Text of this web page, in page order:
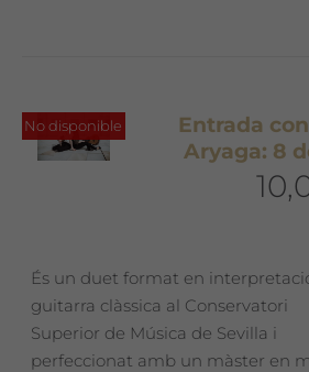
No disponible
Entrada
Aryaga: 8
És un duet format en
guitarra clàssica al Conservatori
Superior de Música de Sevilla i
perfeccionat amb un màster en